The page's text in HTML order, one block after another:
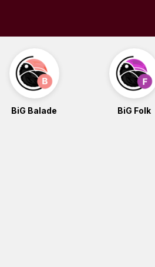
BiG Balade BiG Folk